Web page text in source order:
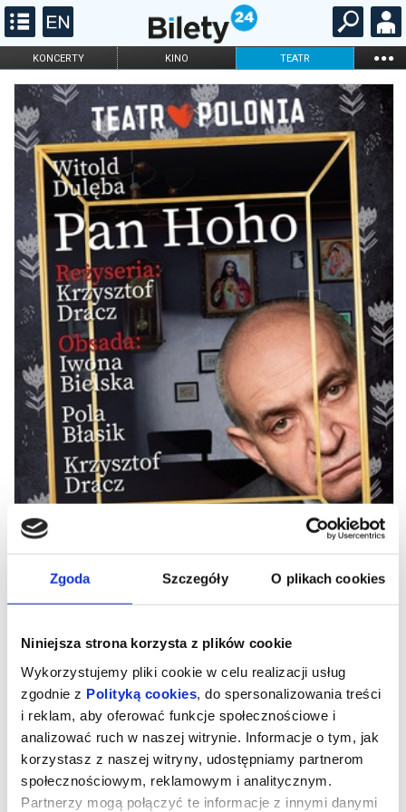
Zgoda Szczegóły O plikach cookies
Niniejsza strona korzysta z plików cookie
Wykorzystujemy pliki cookie w celu realizacji usług
zgodnie z Polityką cookies , do spersonalizowania treści
i reklam, aby oferować funkcje społecznościowe i
analizować ruch w naszej witrynie. Informacje o tym, jak
korzystasz z naszej witryny, udostępniamy partnerom
społecznościowym, reklamowym i analitycznym.
Partnerzy mogą połączyć te informacje z innymi danymi
KONCERTY KINO TEATR ...
FILHARMONIA OPERA I BALET
STAND-UP
DLA DZIECI
ONLINE KARNETY
PAN HOHO
Reżyseria: Krzysztof Dracz
Scenografia, kostiumy, reżyseria światła: Michał Dracz
Producent wykonawcza: Magdalena Kłosińska
Asystentka ds. scenografii i kostiumów: Małgorzata Domańska
Obsada:Iwona Bielska, Pola Błasik, Krzysztof Dracz, Krzysztof
Stelmaszyk
Data premiery: 3 lutego 2022